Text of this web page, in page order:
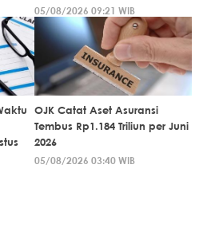
05/08/2026 09:21 WIB
OJK Catat Aset Asuransi
Tembus Rp1.184 Triliun per Juni
2026
05/08/2026 03:40 WIB